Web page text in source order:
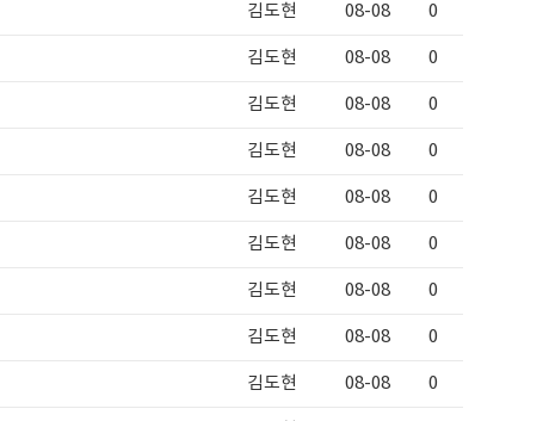
김도현 08-08 0
김도현 08-08 0
김도현 08-08 0
김도현 08-08 0
김도현 08-08 0
김도현 08-08 0
김도현 08-08 0
김도현 08-08 0
김도현 08-08 0